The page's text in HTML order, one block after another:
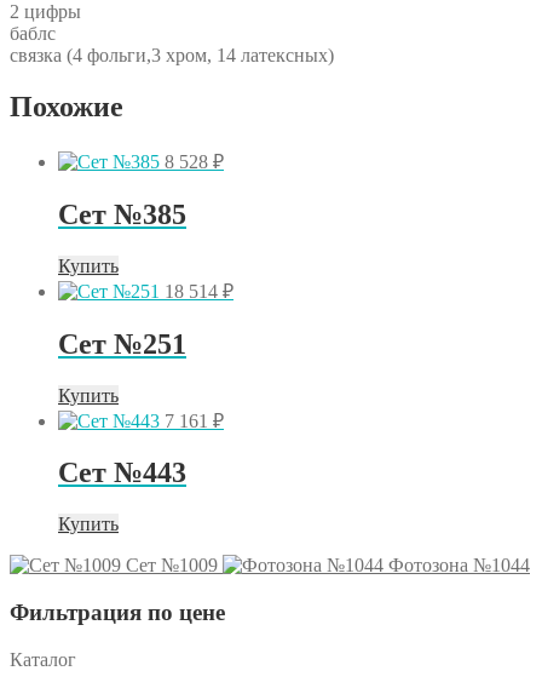
2 цифры
баблс
связка (4 фольги,3 хром, 14 латексных)
Похожие
8 528 ₽
Сет №385
Купить
18 514 ₽
Сет №251
Купить
7 161 ₽
Сет №443
Купить
Сет №1009
Фотозона №1044
Фильтрация по цене
Каталог